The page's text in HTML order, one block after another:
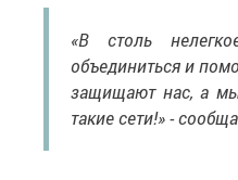
«В столь
объединиться и
защищают нас, а
такие сети!» -